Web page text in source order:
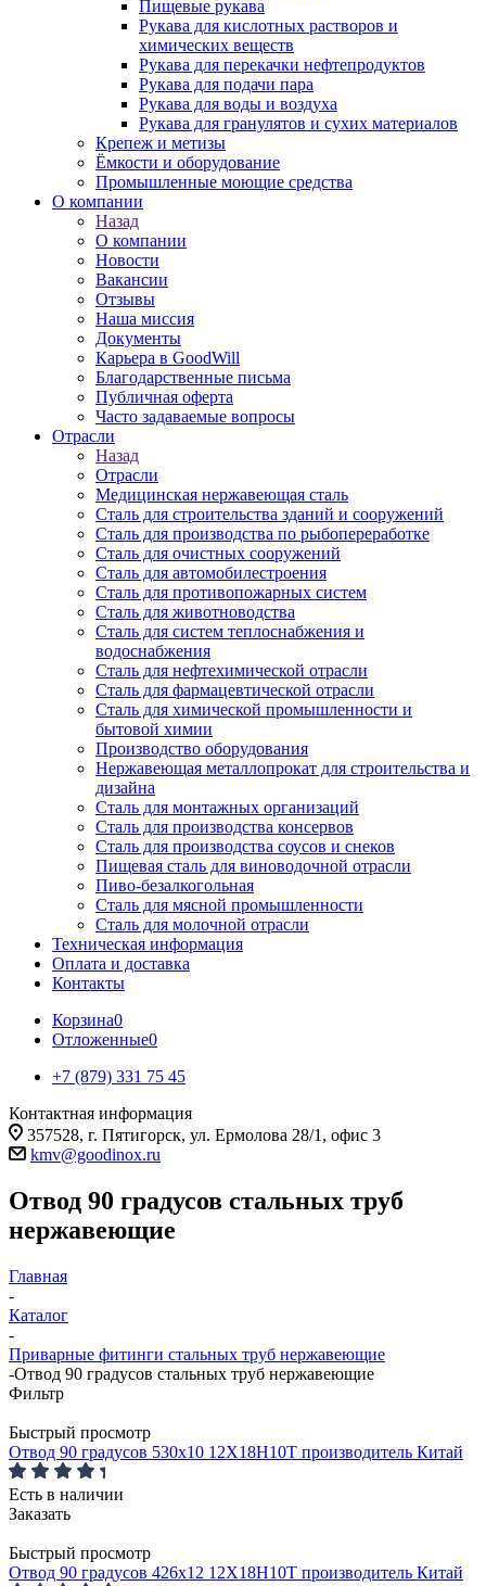
Пищевые рукава
Рукава для кислотных растворов и
химических веществ
Рукава для перекачки нефтепродуктов
Рукава для подачи пара
Рукава для воды и воздуха
Рукава для гранулятов и сухих материалов
Крепеж и метизы
Ёмкости и оборудование
Промышленные моющие средства
О компании
Назад
О компании
Новости
Вакансии
Отзывы
Наша миссия
Документы
Карьера в GoodWill
Благодарственные письма
Публичная оферта
Часто задаваемые вопросы
Отрасли
Назад
Отрасли
Медицинcкая нержавеющая сталь
Сталь для строительства зданий и сооружений
Сталь для производства по рыбопереработке
Сталь для очистных сооружений
Сталь для автомобилестроения
Сталь для противопожарных систем
Сталь для животноводства
Сталь для систем теплоснабжения и
водоснабжения
Сталь для нефтехимической отрасли
Сталь для фармацевтической отрасли
Сталь для химической промышленности и
бытовой химии
Производство оборудования
Нержавеющая металлопрокат для строительства и
дизайна
Сталь для монтажных организаций
Сталь для производства консервов
Сталь для производства соусов и снеков
Пищевая сталь для виноводочной отрасли
Пиво-безалкогольная
Сталь для мясной промышленности
Сталь для молочной отрасли
Техническая информация
Оплата и доставка
Контакты
Корзина0
Отложенные0
+7 (879) 331 75 45
Контактная информация
357528, г. Пятигорск, ул. Ермолова 28/1, офис 3
kmv@goodinox.ru
Отвод 90 градусов стальных труб
нержавеющие
Главная
-
Каталог
-
Приварные фитинги стальных труб нержавеющие
-Отвод 90 градусов стальных труб нержавеющие
Фильтр
Быстрый просмотр
Отвод 90 градусов 530x10 12Х18Н10Т производитель Китай
Есть в наличии
Заказать
Быстрый просмотр
Отвод 90 градусов 426x12 12Х18Н10Т производитель Китай